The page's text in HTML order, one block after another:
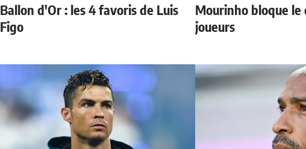
Ballon d'Or : les 4 favoris de Luis
Figo
Mourinho bloque
joueurs